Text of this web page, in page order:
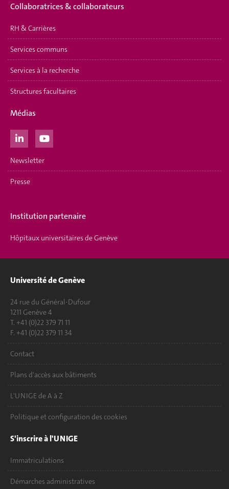
Collaboratrices & collaborateurs
RH & Carrières
Services communs
Services à la recherche
Structures facultaires
Médias
Newsletter
Presse
Institution partenaire
Hôpitaux universitaires de Genève
Université de Genève
24 rue du Général-Dufour
1211 Genève 4
T. +41 (0)22 379 71 11
F. +41 (0)22 379 11 34
Contact
Plans d'accès aux bâtiments
L'UNIGE de A à Z
Politique et configuration des cookies
S'inscrire à l'UNIGE
Immatriculations
Démarches administratives